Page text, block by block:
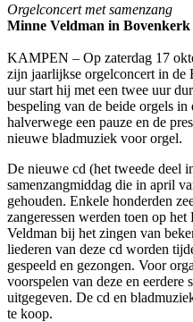
Orgelconcert met samenzang
Minne Veldman in Bovenkerk
KAMPEN – Op zaterdag 17
zijn jaarlijkse orgelconcert in de
uur start hij met een twee uur
bespeling van de beide orgels
halverwege een pauze en de
nieuwe bladmuziek voor orgel.
De nieuwe cd (het tweede deel
samenzangmiddag die in april
gehouden. Enkele honderden
zangeressen werden toen op
Veldman bij het zingen van
liederen van deze cd worden
gespeeld en gezongen. Voor
voorspelen van deze en eerdere
uitgegeven. De cd en
te koop.